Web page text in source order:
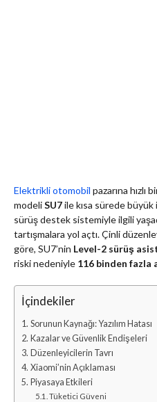
Elektrikli otomobil pazarına hızlı
modeliSU7ile kısa sürede büyük
sürüş destek sistemiyle ilgili
tartışmalara yol açtı. Çinli
göre, SU7’nin Level-2 sürüş
riski nedeniyle 116 binden fazla
İçindekiler
Sorunun Kaynağı: Yazılım Hatası
Kazalar ve Güvenlik Endişeleri
Düzenleyicilerin Tavrı
Xiaomi’nin Açıklaması
Piyasaya Etkileri
Tüketici Güveni